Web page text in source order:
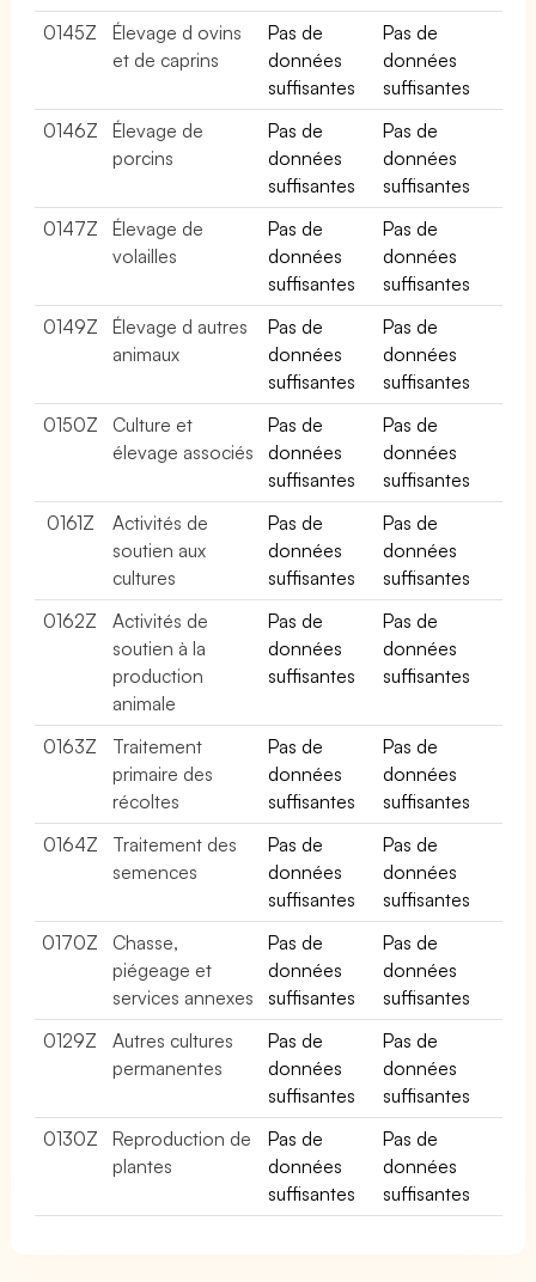
0145Z
Élevage d ovins
et de caprins
Pas de
données
suffisantes
Pas de
données
suffisantes
0146Z
Élevage de
porcins
Pas de
données
suffisantes
Pas de
données
suffisantes
0147Z
Élevage de
volailles
Pas de
données
suffisantes
Pas de
données
suffisantes
0149Z
Élevage d autres
animaux
Pas de
données
suffisantes
Pas de
données
suffisantes
0150Z
Culture et
élevage associés
Pas de
données
suffisantes
Pas de
données
suffisantes
0161Z
Activités de
soutien aux
cultures
Pas de
données
suffisantes
Pas de
données
suffisantes
0162Z
Activités de
soutien à la
production
animale
Pas de
données
suffisantes
Pas de
données
suffisantes
0163Z
Traitement
primaire des
récoltes
Pas de
données
suffisantes
Pas de
données
suffisantes
0164Z
Traitement des
semences
Pas de
données
suffisantes
Pas de
données
suffisantes
0170Z
Chasse,
piégeage et
services annexes
Pas de
données
suffisantes
Pas de
données
suffisantes
0129Z
Autres cultures
permanentes
Pas de
données
suffisantes
Pas de
données
suffisantes
0130Z
Reproduction de
plantes
Pas de
données
suffisantes
Pas de
données
suffisantes